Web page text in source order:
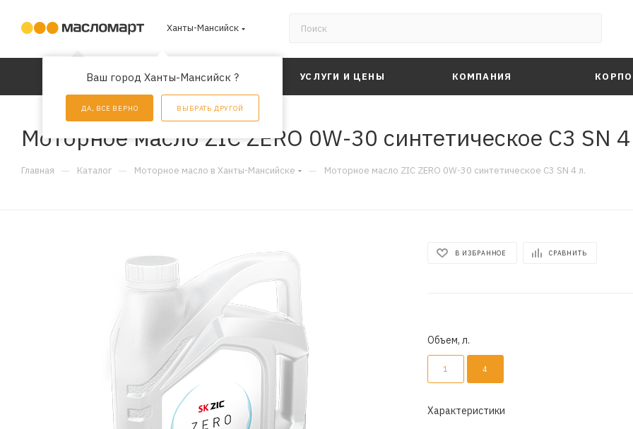
Ханты-Мансийск
Ваш город Ханты-Мансийск ?
ДА, ВСЕ ВЕРНО ВЫБРАТЬ ДРУГОЙ
КАТАЛОГ АКЦИИ УСЛУГИ И ЦЕНЫ КОМПАНИЯ
Моторное масло ZIC ZERO 0W-30 синтетическое C3 SN
Главная — Каталог — Моторное масло в Ханты-Мансийске — Моторное масло ZIC ZERO 0W-30 синтетическое C3 SN 4 л.
В ИЗБРАННОЕ СРАВНИТЬ
Объем, л.
1 4
Характеристики